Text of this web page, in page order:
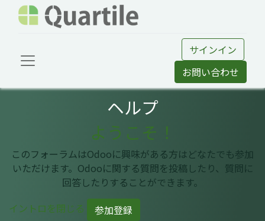
サインイン
お問い合わせ
ヘルプ
ようこそ！
このフォーラムはOdooに興味がある方はどなたでも参加
いただけます。Odooに関する質問を投稿したり、質問に
回答したりすることができます。
イントロを閉じる
参加登録